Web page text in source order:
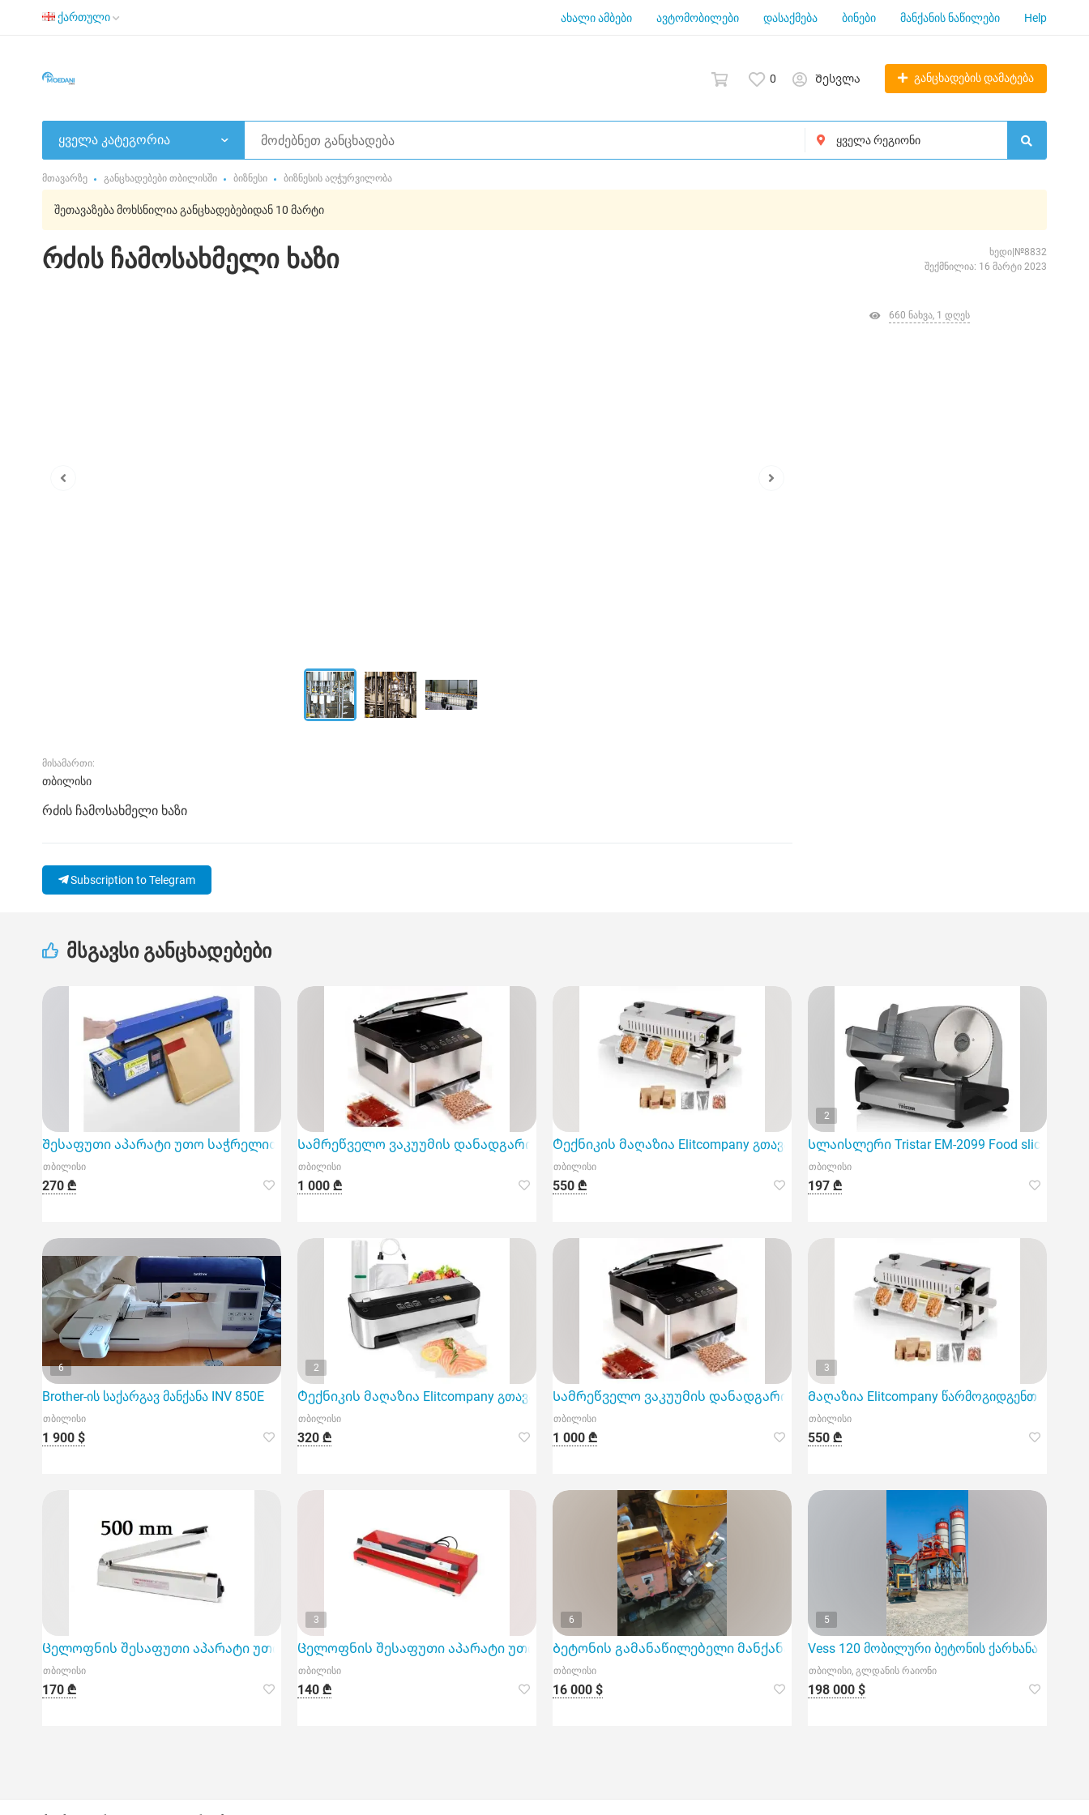
ქართული ახალი ამბები ავტომობილები დასაქმება ბინები მანქანის ნაწილები Help
0 Შესვლა განცხადების დამატება
ყველა კატეგორია
მთავარზე განცხადებები თბილისში ბიზნესი ბიზნესის აღჭურვილობა
შეთავაზება მოხსნილია განცხადებებიდან 10 მარტი
რძის ჩამოსახმელი ხაზი
ხედი|№8832
შექმნილია: 16 მარტი 2023
მისამართი:
თბილისი
რძის ჩამოსახმელი ხაზი
Subscription to Telegram
660 ნახვა, 1 დღეს
მსგავსი განცხადებები
Შესაფუთი აპარატი უთო საჭრელით 300 მმ
თბილისი
270 ₾
Სამრეწველო ვაკუუმის დანადგარი აპარატი
თბილისი
1 000 ₾
Ტექნიკის მაღაზია Elitcompany გთავაზობთ მოდელს FR-400, რომელიც წარმოადგენს
თბილისი
550 ₾
2
Სლაისლერი Tristar EM-2099 Food slicer
თბილისი
197 ₾
6
Brother-ის საქარგავ მანქანა INV 850E
თბილისი
1 900 $
2
Ტექნიკის მაღაზია Elitcompany გთავაზობთ ნახევრად პროფესიონალ ვაკუუმის აპარატს
თბილისი
320 ₾
Სამრეწველო ვაკუუმის დანადგარი Elitcompany-სგან
თბილისი
1 000 ₾
3
Მაღაზია Elitcompany წარმოგიდგენთ
თბილისი
550 ₾
Ცელოფნის შესაფუთი აპარატი უთო 500 მმ
თბილისი
170 ₾
3
Ცელოფნის შესაფუთი აპარატი უთო 400 მმ
თბილისი
140 ₾
6
Ბეტონის გამანაწილებელი მანქანა
თბილისი
16 000 $
5
Vess 120 მობილური ბეტონის ქარხანა
თბილისი, გლდანის რაიონი
198 000 $